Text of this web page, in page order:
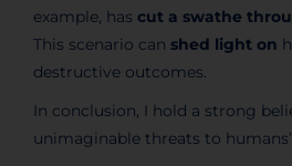
example, has cut a swathe
This scenario can shed light on
destructive outcomes.
In conclusion, I hold a strong
unimaginable threats to